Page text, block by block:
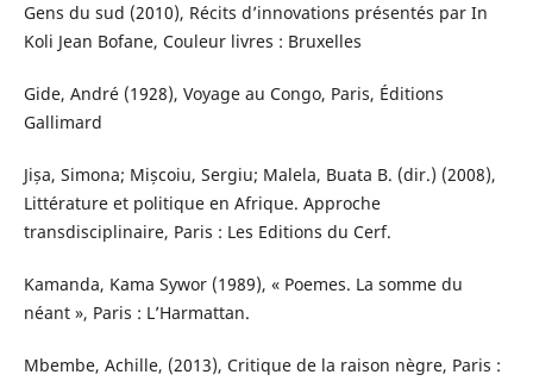
Gens du sud (2010), Récits d’innovations présentés par In
Koli Jean Bofane, Couleur livres : Bruxelles
Gide, André (1928), Voyage au Congo, Paris, Éditions
Gallimard
Jișa, Simona; Mișcoiu, Sergiu; Malela, Buata B. (dir.) (2008),
Littérature et politique en Afrique. Approche
transdisciplinaire, Paris : Les Editions du Cerf.
Kamanda, Kama Sywor (1989), « Poemes. La somme du
néant », Paris : L’Harmattan.
Mbembe, Achille, (2013), Critique de la raison nègre, Paris :